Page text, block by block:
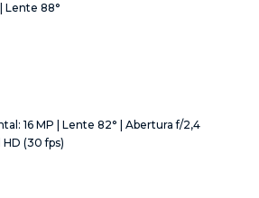
Lente 88°
16 MP | Lente 82° | Abertura f/2,4
(30 fps)